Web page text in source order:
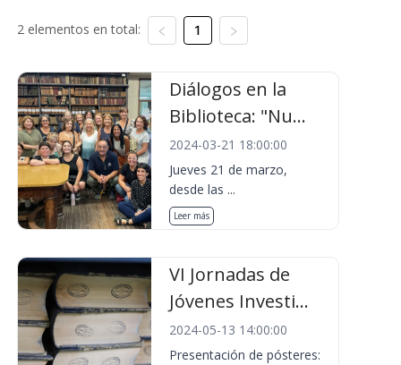
2 elementos en total: 1
Diálogos en la
Biblioteca: "Nu...
2024-03-21 18:00:00
Jueves 21 de marzo,
desde las ...
Leer más
VI Jornadas de
Jóvenes Investi...
2024-05-13 14:00:00
Presentación de pósteres: